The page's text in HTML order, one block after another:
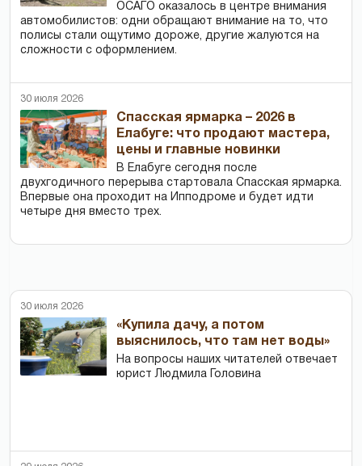
ОСАГО оказалось в центре внимания
автомобилистов: одни обращают внимание на то, что
полисы стали ощутимо дороже, другие жалуются на
сложности с оформлением.
30 июля 2026
Спасская ярмарка – 2026 в
Елабуге: что продают мастера,
цены и главные новинки
В Елабуге сегодня после
двухгодичного перерыва стартовала Спасская ярмарка.
Впервые она проходит на Ипподроме и будет идти
четыре дня вместо трех.
30 июля 2026
«Купила дачу, а потом
выяснилось, что там нет воды»
На вопросы наших читателей отвечает
юрист Людмила Головина